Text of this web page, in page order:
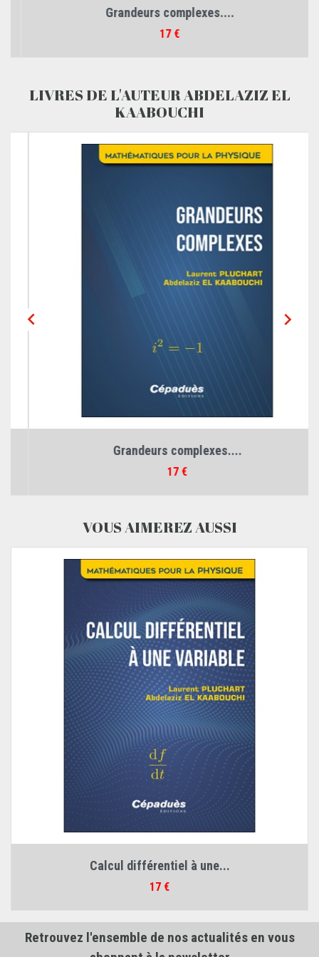
Grandeurs complexes....
Prix
17 €
LIVRES DE L'AUTEUR ABDELAZIZ EL
KAABOUCHI

Grandeurs complexes....
17 €

VOUS AIMEREZ AUSSI
Calcul différentiel à une...
Prix
17 €
Retrouvez l'ensemble de nos actualités en vous